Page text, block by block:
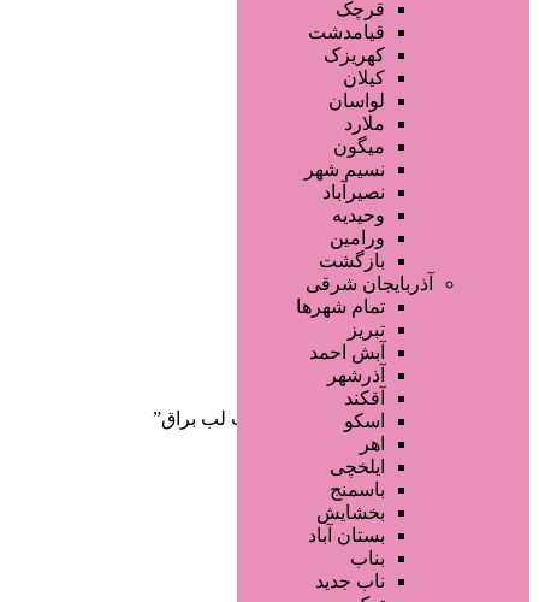
قرچک
قیامدشت
کهریزک
کیلان
لواسان
ملارد
میگون
نسیم شهر
نصیرآباد
وحیدیه
ورامین
بازگشت
آذربایجان شرقی
تمام شهر‌ها
تبریز
آبش احمد
آذرشهر
آقکند
اسکو
اهر
ایلخچی
باسمنج
بخشایش
بستان آباد
بناب
ناب جدید
صفحه اصلی
آگهی انبوه
طراحی سایت
صفحه اختصاصی
لیست سایتهای تبلیغاتی
دسته‌بندی‌ها
/ محصولات برچسب خورده “تینت لب براق”